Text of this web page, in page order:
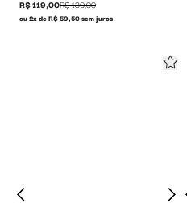
R$ 119,00R$ 139,00
ou 2x de R$ 59,50 sem juros